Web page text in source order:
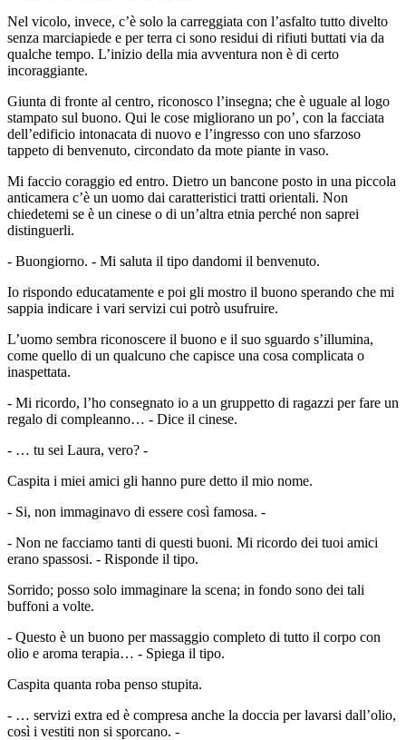
Nel vicolo, invece, c’è solo la carreggiata con l’asfalto tutto divelto
senza marciapiede e per terra ci sono residui di rifiuti buttati via da
qualche tempo. L’inizio della mia avventura non è di certo
incoraggiante.
Giunta di fronte al centro, riconosco l’insegna; che è uguale al logo
stampato sul buono. Qui le cose migliorano un po’, con la facciata
dell’edificio intonacata di nuovo e l’ingresso con uno sfarzoso
tappeto di benvenuto, circondato da mote piante in vaso.
Mi faccio coraggio ed entro. Dietro un bancone posto in una piccola
anticamera c’è un uomo dai caratteristici tratti orientali. Non
chiedetemi se è un cinese o di un’altra etnia perché non saprei
distinguerli.
- Buongiorno. - Mi saluta il tipo dandomi il benvenuto.
Io rispondo educatamente e poi gli mostro il buono sperando che mi
sappia indicare i vari servizi cui potrò usufruire.
L’uomo sembra riconoscere il buono e il suo sguardo s’illumina,
come quello di un qualcuno che capisce una cosa complicata o
inaspettata.
- Mi ricordo, l’ho consegnato io a un gruppetto di ragazzi per fare un
regalo di compleanno… - Dice il cinese.
- … tu sei Laura, vero? -
Caspita i miei amici gli hanno pure detto il mio nome.
- Si, non immaginavo di essere così famosa. -
- Non ne facciamo tanti di questi buoni. Mi ricordo dei tuoi amici
erano spassosi. - Risponde il tipo.
Sorrido; posso solo immaginare la scena; in fondo sono dei tali
buffoni a volte.
- Questo è un buono per massaggio completo di tutto il corpo con
olio e aroma terapia… - Spiega il tipo.
Caspita quanta roba penso stupita.
- … servizi extra ed è compresa anche la doccia per lavarsi dall’olio,
così i vestiti non si sporcano. -